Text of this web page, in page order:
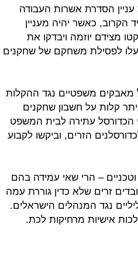
הסדרת אשרות העבודה
הקרוב, כאשר יהיה מעניין
מצידם יוזמה ויבדקו את
לפסילת משחקם של שחקנים
מאבקים משפטיים נגד ההקלות
קלות על חשבון שחקנים
2013 הגיש ארגון שחקני הכדורסל עתירה לבית המשפט
הזרים, וביקשו לקבוע
– הרי שאי עמידה בהם
זרים שלא כדין גוררת עמה
נגד המנהלים הישראלים.
אישיות מרחיקות לכת.